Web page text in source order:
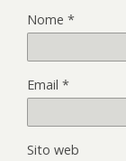
Nome *
Email *
Sito web